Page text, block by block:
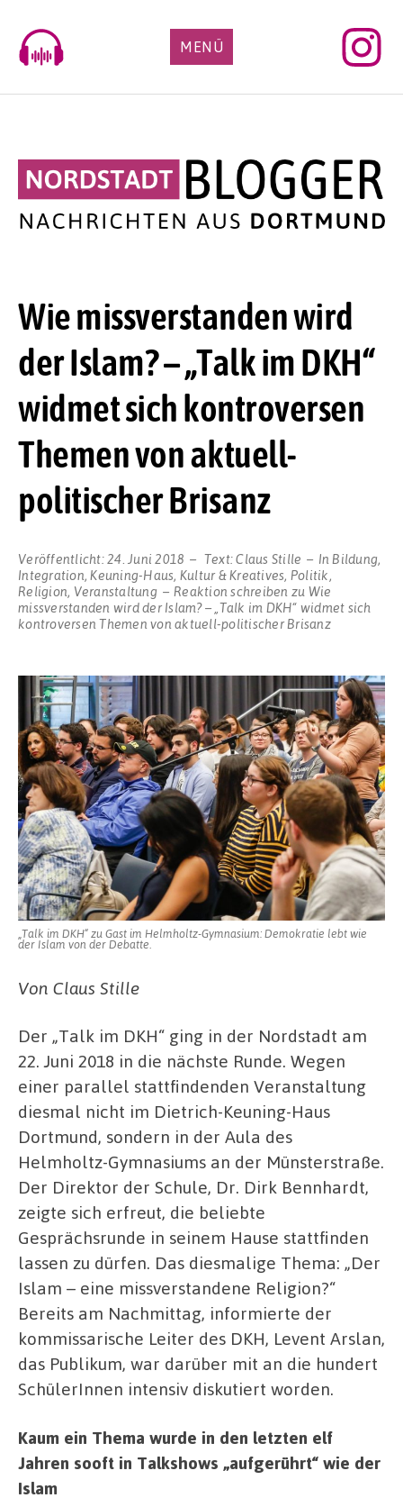
content
MENÜ
Wie missverstanden wird
der Islam? – „Talk im DKH“
widmet sich kontroversen
Themen von aktuell-
politischer Brisanz
Veröffentlicht:24. Juni 2018 Text:Claus Stille In Bildung,
Integration,Keuning-Haus, Kultur & Kreatives, Politik,
Religion, Veranstaltung Reaktion schreiben zu Wie
missverstanden wird der Islam? – „Talk im DKH“ widmet sich
kontroversen Themen von aktuell-politischer Brisanz
„Talk im DKH“ zu Gast im Helmholtz-Gymnasium: Demokratie lebt wie
der Islam von der Debatte.
Von Claus Stille
Der „Talk im DKH“ ging in der Nordstadt am
22. Juni 2018 in die nächste Runde. Wegen
einer parallel stattfindenden Veranstaltung
diesmal nicht im Dietrich-Keuning-Haus
Dortmund, sondern in der Aula des
Helmholtz-Gymnasiums an der Münsterstraße.
Der Direktor der Schule, Dr. Dirk Bennhardt,
zeigte sich erfreut, die beliebte
Gesprächsrunde in seinem Hause stattfinden
lassen zu dürfen. Das diesmalige Thema: „Der
Islam – eine missverstandene Religion?“
Bereits am Nachmittag, informierte der
kommissarische Leiter des DKH, Levent Arslan,
das Publikum, war darüber mit an die hundert
SchülerInnen intensiv diskutiert worden.
Kaum ein Thema wurde in den letzten elf
Jahren sooft in Talkshows „aufgerührt“ wie der
Islam